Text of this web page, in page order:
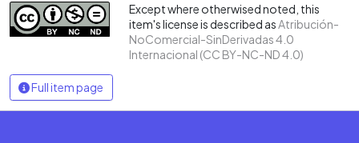
Except where otherwised noted, this
item's license is described asAtribución-
NoComercial-SinDerivadas 4.0
Internacional (CC BY-NC-ND 4.0)
Full item page